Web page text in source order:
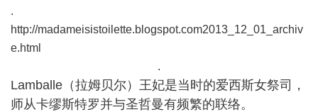
.
http://madameisistoilette.blogspot.com2013_12_01_archiv
e.html
.
Lamballe（拉姆贝尔）王妃是当时的爱西斯女祭司，
师从卡缪斯特罗并与圣哲曼有频繁的联络。